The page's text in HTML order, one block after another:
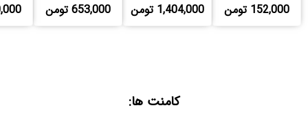
152,000 تومن 1,404,000 تومن 653,000 تومن
کامنت ها: